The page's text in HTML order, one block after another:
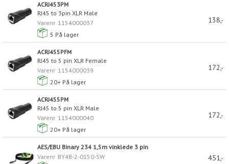
ACRJ453PM
RJ45 to 3pin XLR Male
Varenr 1154000037
5 På lager
138,-
ACRJ455PFM
RJ45 to 5 pin XLR Female
Varenr 1154000039
20+ På lager
172,-
ACRJ455PM
RJ45 to 5 pin XLR Male
Varenr 1154000040
20+ På lager
172,-
AES/EBU Binary 234 1,5m vinklede 3 pin
Varenr BY4B-2-0150-SW
451,-